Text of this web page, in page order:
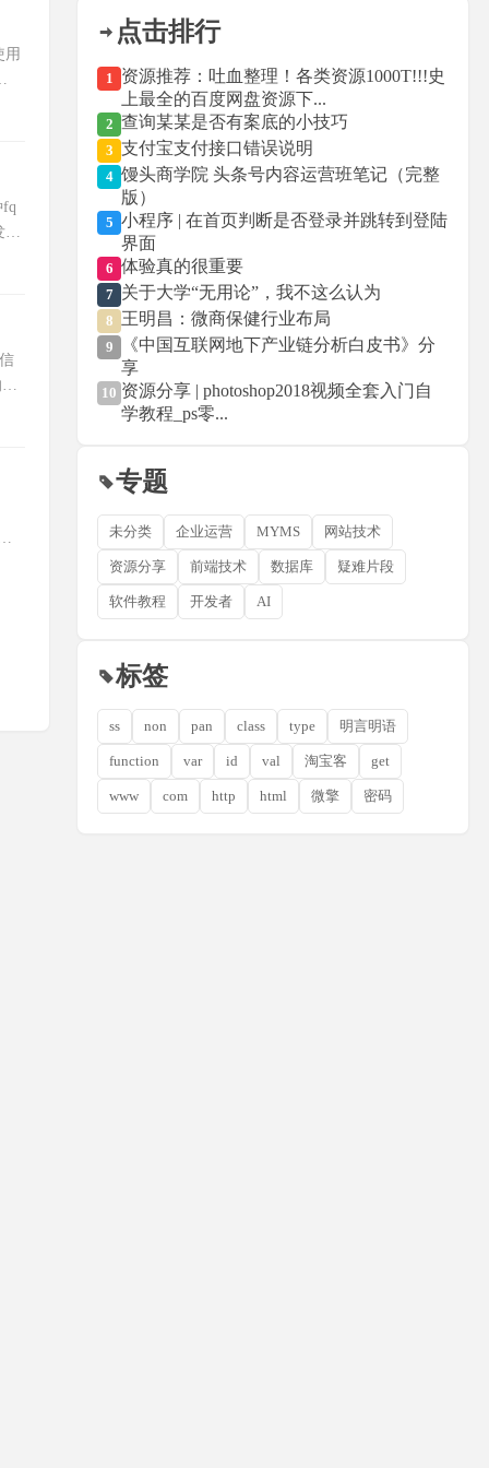
用
fq
现
点击排行
1 资源推荐：吐血整理！各类资源1000T!!!史
上最全的百度网盘资源下...
2 查询某某是否有案底的小技巧
3 支付宝支付接口错误说明
4 馒头商学院 头条号内容运营班笔记（完整
版）
5 小程序 | 在首页判断是否登录并跳转到登陆
界面
6 体验真的很重要
7 关于大学“无用论”，我不这么认为
8 王明昌：微商保健行业布局
9
《中国互联网地下产业链分析白皮书》分
享
10 资源分享 | photoshop2018视频全套入门自
学教程_ps零...
专题
未分类 企业运营 MYMS 网站技术
资源分享 前端技术 数据库 疑难片段
软件教程 开发者 AI
标签
ss non pan class type 明言明语
function var id val 淘宝客 get
www com http html 微擎 密码